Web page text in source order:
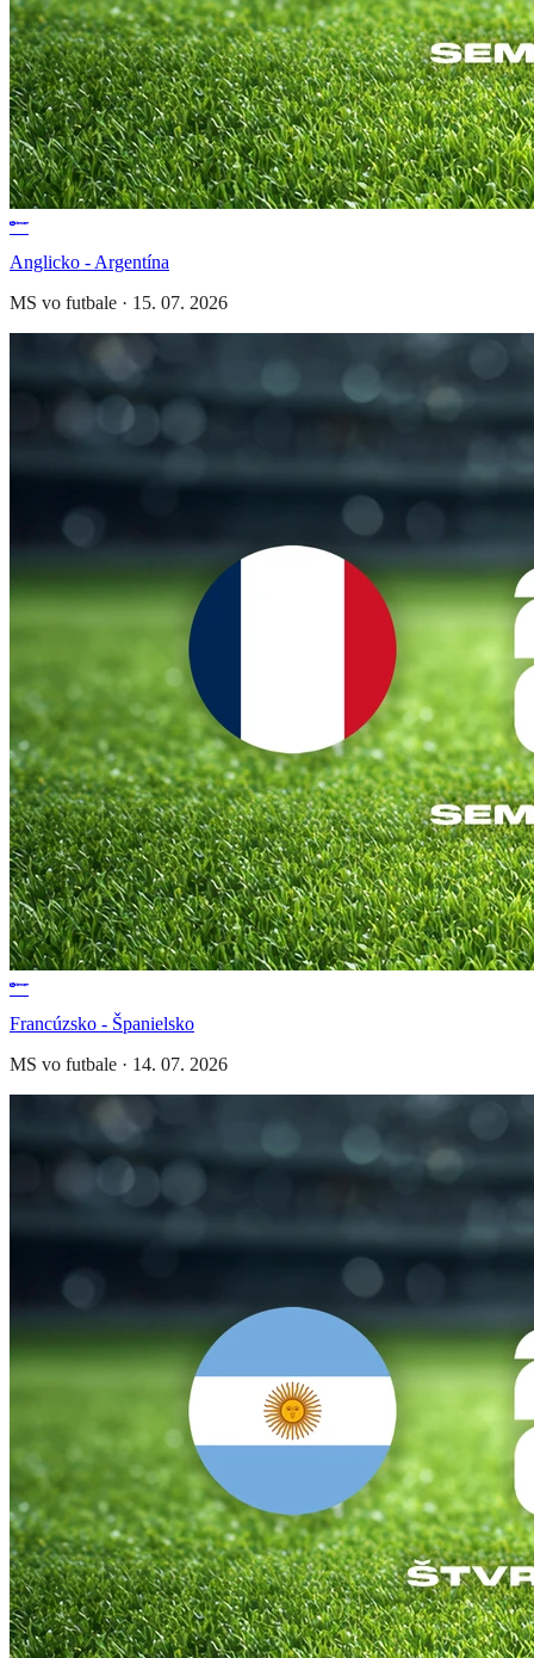
Anglicko - Argentína
MS vo futbale · 15. 07. 2026
Francúzsko - Španielsko
MS vo futbale · 14. 07. 2026